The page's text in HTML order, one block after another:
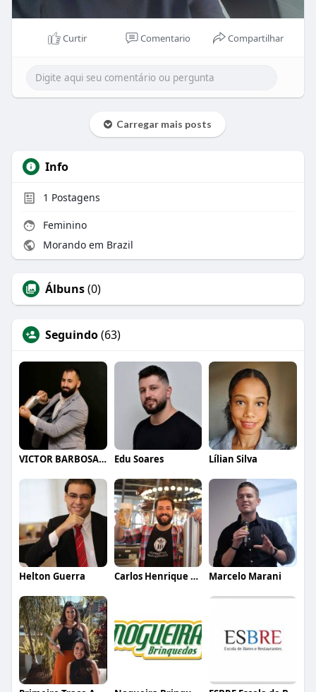
Curtir Comentario Compartilhar
Carregar mais posts
Info
1 Postagens
Feminino
Morando em Brazil
Álbuns(0)
Seguindo(63)
VICTOR BARBOSA QUARANTA Edu Soares Lílian Silva
Helton Guerra Carlos Henrique de Faria Vasconcelos Marcelo Marani